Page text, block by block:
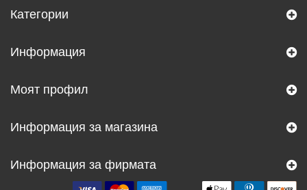
Категории
Информация
Моят профил
Информация за магазина
Информация за фирмата